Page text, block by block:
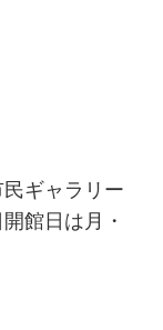
ギャラリー
館日は月・